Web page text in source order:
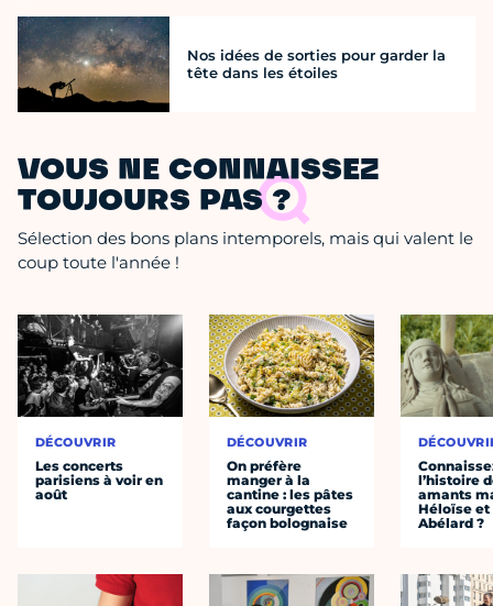
Nos idées de sorties pour garder la
tête dans les étoiles
VOUS NE CONNAISSEZ
TOUJOURS PAS ?
Sélection des bons plans intemporels, mais qui valent le
coup toute l'année !
DÉCOUVRIR
Les concerts
parisiens à voir en
août
DÉCOUVRIR
On préfère
manger à la
cantine : les pâtes
aux courgettes
façon bolognaise
l’histoire
amants
Héloïse et
Abélard ?